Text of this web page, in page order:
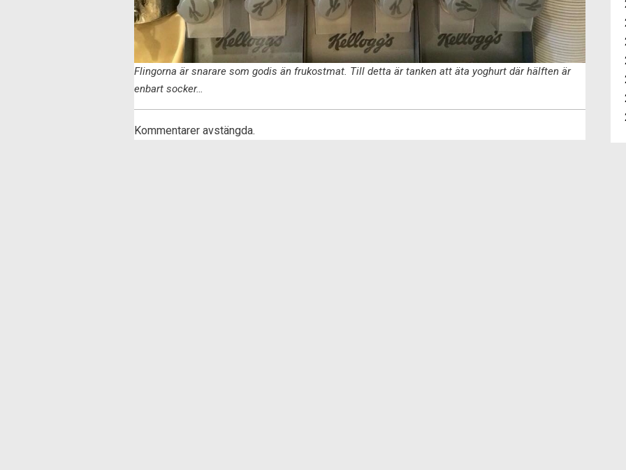
Flingorna är snarare som godis än frukostmat. Till detta är tanken att äta yoghurt där hälften är
enbart socker…
Kommentarer avstängda.